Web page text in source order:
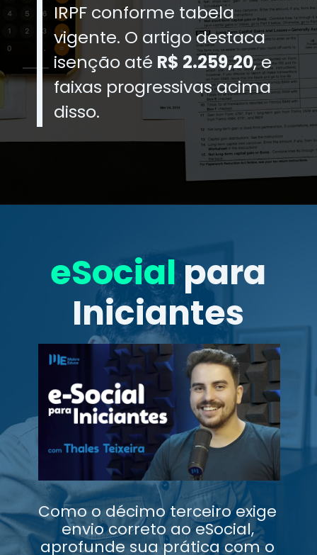
IRPF conforme tabela
vigente. O artigo destaca
isenção até R$ 2.259,20, e
faixas progressivas acima
disso.
Como o décimo terceiro exige
envio correto ao eSocial,
aprofunde sua prática com o
eSocialpara
Iniciantes